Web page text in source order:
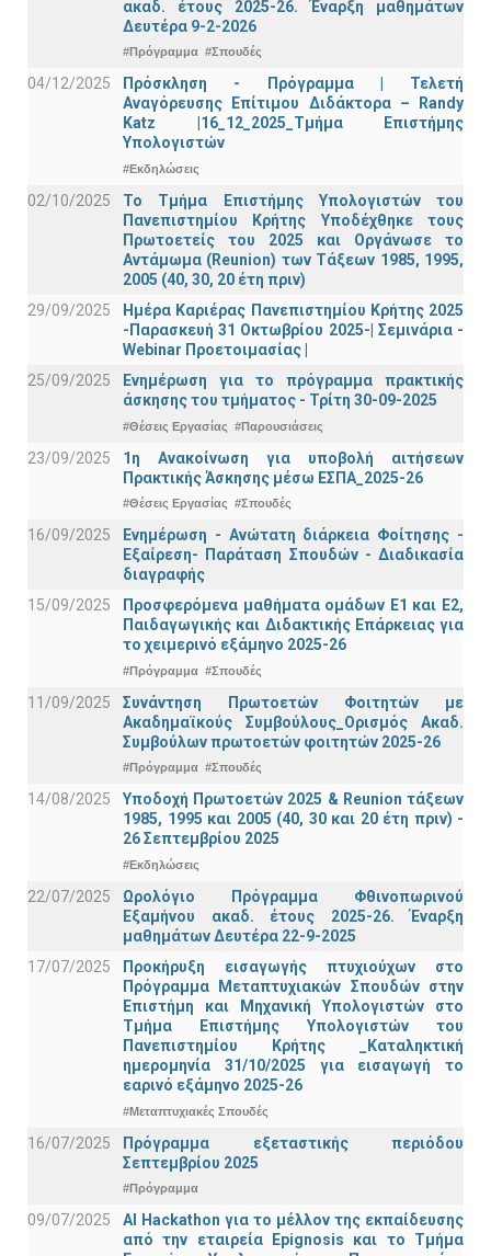
ακαδ. έτους 2025-26. Έναρξη μαθημάτων
Δευτέρα 9-2-2026
#Πρόγραμμα #Σπουδές
04/12/2025
Πρόσκληση - Πρόγραμμα | Τελετή
Αναγόρευσης Επίτιμου Διδάκτορα – Randy
Katz |16_12_2025_Τμήμα Επιστήμης
Υπολογιστών
#Εκδηλώσεις
02/10/2025
Το Τμήμα Επιστήμης Υπολογιστών του
Πανεπιστημίου Κρήτης Υποδέχθηκε τους
Πρωτοετείς του 2025 και Οργάνωσε το
Αντάμωμα (Reunion) των Τάξεων 1985, 1995,
2005 (40, 30, 20 έτη πριν)
29/09/2025
Ημέρα Καριέρας Πανεπιστημίου Κρήτης 2025
-Παρασκευή 31 Οκτωβρίου 2025-| Σεμινάρια -
Webinar Προετοιμασίας |
25/09/2025
Ενημέρωση για το πρόγραμμα πρακτικής
άσκησης του τμήματος - Τρίτη 30-09-2025
#Θέσεις Εργασίας #Παρουσιάσεις
23/09/2025
1η Ανακοίνωση για υποβολή αιτήσεων
Πρακτικής Άσκησης μέσω ΕΣΠΑ_2025-26
#Θέσεις Εργασίας #Σπουδές
16/09/2025
Ενημέρωση - Ανώτατη διάρκεια Φοίτησης -
Εξαίρεση- Παράταση Σπουδών - Διαδικασία
διαγραφής
15/09/2025
Προσφερόμενα μαθήματα ομάδων Ε1 και Ε2,
Παιδαγωγικής και Διδακτικής Επάρκειας για
το χειμερινό εξάμηνο 2025-26
#Πρόγραμμα #Σπουδές
11/09/2025
Συνάντηση Πρωτοετών Φοιτητών με
Ακαδημαϊκούς Συμβούλους_Ορισμός Ακαδ.
Συμβούλων πρωτοετών φοιτητών 2025-26
#Πρόγραμμα #Σπουδές
14/08/2025
Υποδοχή Πρωτοετών 2025 & Reunion τάξεων
1985, 1995 και 2005 (40, 30 και 20 έτη πριν) -
26 Σεπτεμβρίου 2025
#Εκδηλώσεις
22/07/2025
Ωρολόγιο Πρόγραμμα Φθινοπωρινού
Εξαμήνου ακαδ. έτους 2025-26. Έναρξη
μαθημάτων Δευτέρα 22-9-2025
17/07/2025
Προκήρυξη εισαγωγής πτυχιούχων στo
Πρόγραμμα Μεταπτυχιακών Σπουδών στην
Επιστήμη και Μηχανική Υπολογιστών στο
Τμήμα Eπιστήμης Υπολογιστών του
Πανεπιστημίου Κρήτης _Καταληκτική
ημερομηνία 31/10/2025 για εισαγωγή το
εαρινό εξάμηνο 2025-26
#Μεταπτυχιακές Σπουδές
16/07/2025
Πρόγραμμα εξεταστικής περιόδου
Σεπτεμβρίου 2025
#Πρόγραμμα
09/07/2025
AI Hackathon για το μέλλον της εκπαίδευσης
από την εταιρεία Epignosis και το Τμήμα